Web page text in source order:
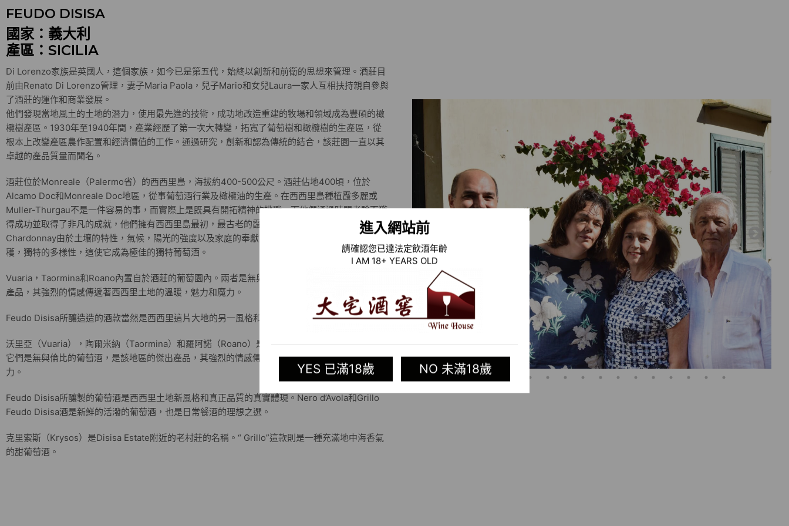
進入網站前
請確認您已達法定飲酒年齡
I AM 18+ YEARS OLD
YES 已滿18歲 NO 未滿18歲
FEUDO DISISA
國家：義大利
產區：SICILIA
Di Lorenzo家族是英國人，這個家族，如今已是第五代，始終以創新和前衛的思想來管理。酒莊目
前由Renato Di Lorenzo管理，妻子Maria Paola，兒子Mario和女兒Laura一家人互相扶持親自參與
了酒莊的運作和商業發展。
他們發現當地風土的土地的潛力，使用最先進的技術，成功地改造重建的牧場和領域成為豐碩的橄
欖樹產區。1930年至1940年間，產業經歷了第一次大轉變，拓寬了葡萄樹和橄欖樹的生產區，從
根本上改變產區農作配置和經濟價值的工作。通過研究，創新和認為傳統的結合，該莊園一直以其
卓越的產品質量而聞名。
酒莊位於Monreale（Palermo省）的西西里島，海拔約400-500公尺。酒莊佔地400頃，位於
Alcamo Doc和Monreale Doc地區，從事葡萄酒行業及橄欖油的生產。在西西里島種植霞多麗或
Muller-Thurgau不是一件容易的事，而實際上是既具有開拓精神的挑戰，而他們通過時間考驗而獲
得成功並取得了非凡的成就，他們擁有西西里島最初，最古老的霞多麗葡萄葡萄園。在酒莊里
Chardonnay由於土壤的特性，氣候，陽光的強度以及家庭的奉獻努力，年復一年地獲得了新的收
穫，獨特的多樣性，這使它成為極佳的獨特葡萄酒。
Vuaria，Taormina和Roano內置自於酒莊的葡萄園內。兩者是無與倫比的葡萄酒，是該地區的傑出
產品，其強烈的情感傳遞著西西里土地的溫暖，魅力和魔力。
Feudo Disisa所釀造造的酒款當然是西西里這片大地的另一風格和香醇品質的真實體現。
沃里亞（Vuaria），陶爾米納（Taormina）和羅阿諾（Roano）是位於Disisa Estate的葡萄園內。
它們是無與倫比的葡萄酒，是該地區的傑出產品，其強烈的情感傳遞著西西里土地的溫暖魅力和魔
力。
Feudo Disisa所釀製的葡萄酒是西西里土地新風格和真正品質的真實體現。Nero d’Avola和Grillo
Feudo Disisa酒是新鮮的活潑的葡萄酒，也是日常餐酒的理想之選。
克里索斯（Krysos）是Disisa Estate附近的老村莊的名稱。“ Grillo”這款則是一種充滿地中海香氣
的甜葡萄酒。